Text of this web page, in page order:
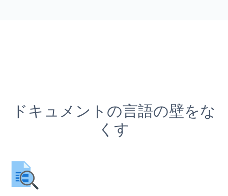
ドキュメントの言語の壁をな
くす